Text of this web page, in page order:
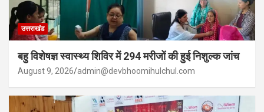
उत्तराखंड
बहु विशेषज्ञ स्वास्थ्य शिविर में 294 मरीजों की हुई निशुल्क जांच
August 9, 2026 admin@devbhoomihulchul.com